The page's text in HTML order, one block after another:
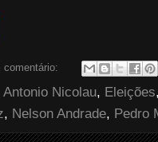
comentário:
Antonio Nicolau, Eleições
, Nelson Andrade, Pedro